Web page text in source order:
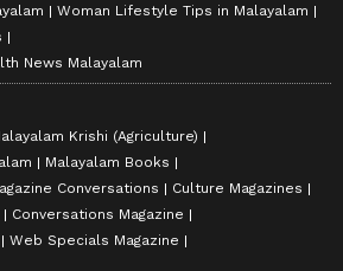
Woman Lifestyle Tips in Malayalam
News Malayalam
Krishi (Agriculture)
Malayalam Books
Conversations
Culture Magazines
Conversations Magazine
Web Specials Magazine